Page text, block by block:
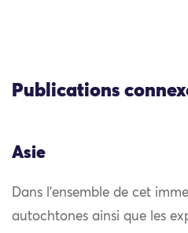
Publications
Asie
Dans l’ensemble de cet
autochtones ainsi que les